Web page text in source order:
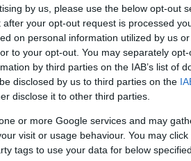
by us, please use the below opt-out
your opt-out request is processed
on personal information utilized by us
to your opt-out. You may separately
by third parties on the IAB’s list of
disclosed by us to third parties on the
disclose it to other third parties.
or more Google services and may
visit or usage behaviour. You may
tags to use your data for below